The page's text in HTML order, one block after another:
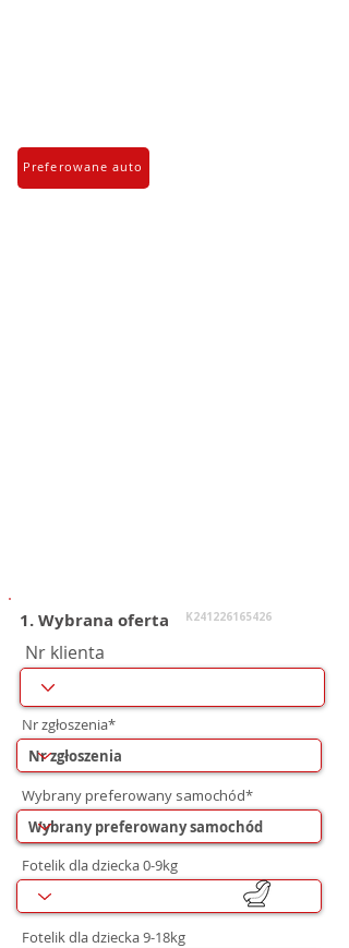
Preferowane auto
1. Wybrana oferta K241226165426
Nr klienta
Nr zgłoszenia*
Wybrany preferowany samochód*
Fotelik dla dziecka 0-9kg
Fotelik dla dziecka 9-18kg